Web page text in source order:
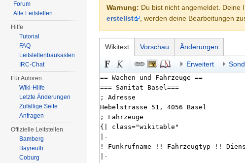
Warnung: Du bist nicht angemeldet. Deine
erstellst
, werden deine Bearbeitungen
Wikitext Vorschau Änderungen
Erweitert
Forum
Alle Leitstellen
Hilfe
Tutorial
FAQ
Leitstellenbaukasten
IRC-Chat
Für Autoren
Wiki-Hilfe
Letzte Änderungen
Zufällige Seite
Anfragen
Offizielle Leitstellen
Bamberg
Bayreuth
Coburg